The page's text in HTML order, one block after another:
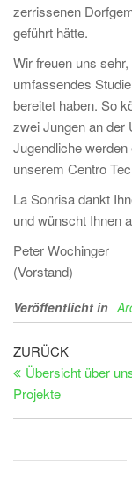
zerrissenen
geführt hätte.
Wir freuen uns
umfassendes
bereitet haben. So
zwei Jungen an der
Jugendliche
unserem Centro
La Sonrisa dankt
und wünscht Ihnen
Peter Wochinger
(Vorstand)
Veröffentlicht in
Vorheriger
Beitrag
ZURÜCK
Übersicht über
Projekte